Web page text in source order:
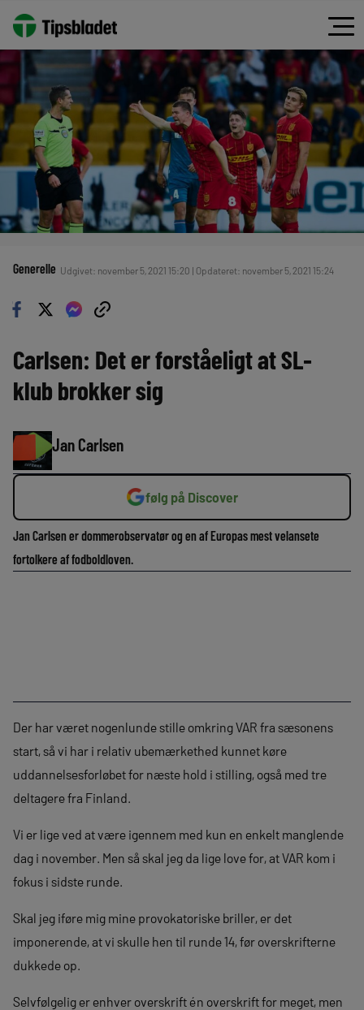
Generelle Udgivet: november 5, 2021 15:20 | Opdateret: november 5, 2021 15:24
Carlsen: Det er forståeligt at SL-
klub brokker sig
Jan Carlsen
følg på Discover
Jan Carlsen er dommerobservatør og en af Europas mest velansete
fortolkere af fodboldloven.
Der har været nogenlunde stille omkring VAR fra sæsonens
start, så vi har i relativ ubemærkethed kunnet køre
uddannelsesforløbet for næste hold i stilling, også med tre
deltagere fra Finland.
Vi er lige ved at være igennem med kun en enkelt manglende
dag i november. Men så skal jeg da lige love for, at VAR kom i
fokus i sidste runde.
Skal jeg iføre mig mine provokatoriske briller, er det
imponerende, at vi skulle hen til runde 14, før overskrifterne
dukkede op.
Selvfølgelig er enhver overskrift én overskrift for meget, men